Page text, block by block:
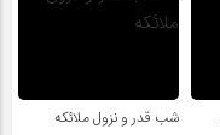
شب قدر و نزول ملائکه